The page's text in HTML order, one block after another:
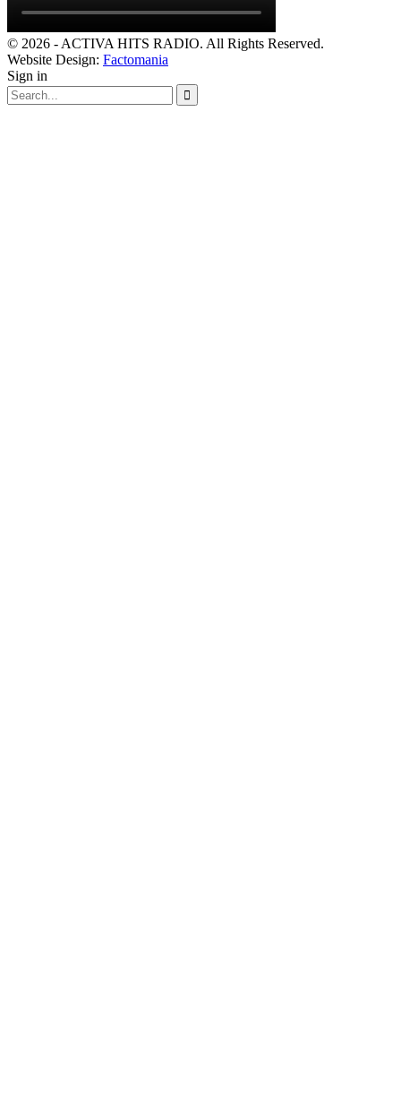
© 2026 - ACTIVA HITS RADIO. All Rights Reserved.
Website Design: Factomania
Sign in